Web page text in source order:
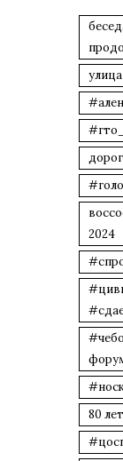
2024
80